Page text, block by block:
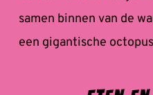
samen binnen van de
een gigantische